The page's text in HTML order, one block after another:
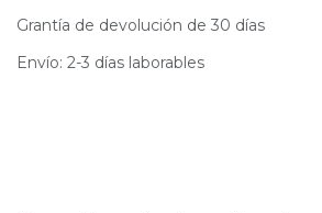
Grantía de devolución de 30 días
Envío: 2-3 días laborables